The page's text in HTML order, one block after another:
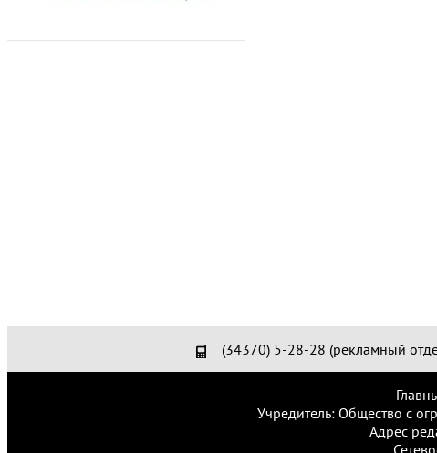
(34370) 5-28-28 (рекламный
Учредитель: Общество с
Адрес